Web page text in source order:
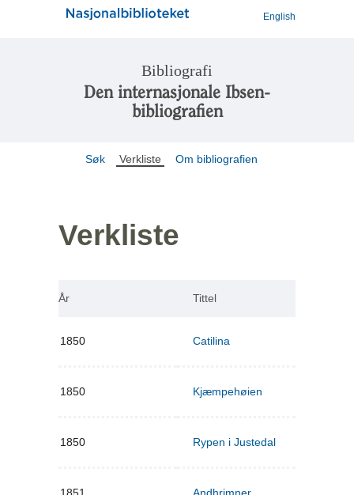
English
Bibliografi
Den internasjonale Ibsen-
bibliografien
Søk Verkliste Om bibliografien
Verkliste
År Tittel
1850 Catilina
1850 Kjæmpehøien
1850 Rypen i Justedal
1851 Andhrimner